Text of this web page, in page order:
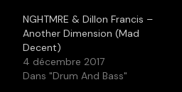
NGHTMRE & Dillon Francis –
Another Dimension (Mad
Decent)
4 décembre 2017
Dans "Drum And Bass"